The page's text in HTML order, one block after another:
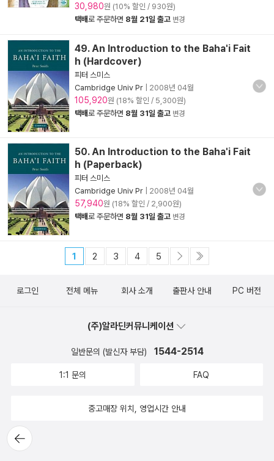
30,980원 (10% 할인 / 930원)
택배로 주문하면 8월 21일 출고 변경
49. An Introduction to the Baha'i Fait
h (Hardcover)
피터 스미스
Cambridge Univ Pr
2008년 04월
105,920원 (18% 할인 / 5,300원)
택배로 주문하면 8월 31일 출고 변경
50. An Introduction to the Baha'i Fait
h (Paperback)
피터 스미스
Cambridge Univ Pr
2008년 04월
57,940원 (18% 할인 / 2,900원)
택배로 주문하면 8월 31일 출고 변경
1 2 3 4 5
뒤로가
기
로그인 전체 메뉴 회사 소개 출판사 안내 PC 버전
(주)알라딘커뮤니케이션
일반문의 (발신자 부담) 1544-2514
1:1 문의 FAQ
중고매장 위치, 영업시간 안내